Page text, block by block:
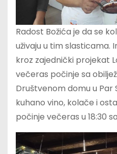
Radost Božića je da se
uživaju u tim slasticama.
kroz zajednički projekat
večeras počinje sa
Društvenom domu u Par
kuhano vino, kolače i
počinje večeras u 18:30